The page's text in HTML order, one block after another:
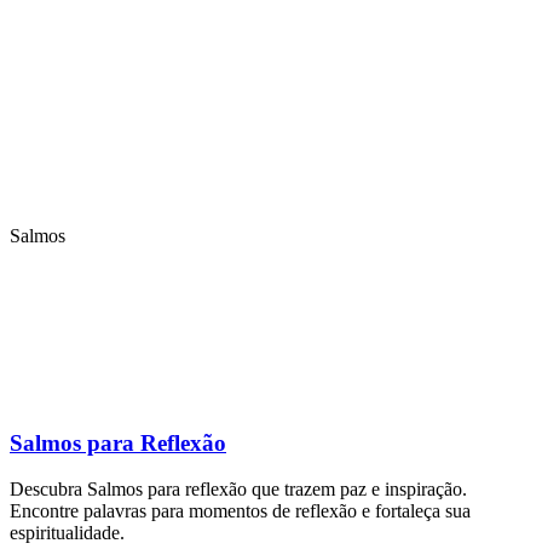
Salmos
Salmos para Reflexão
Descubra Salmos para reflexão que trazem paz e inspiração.
Encontre palavras para momentos de reflexão e fortaleça sua
espiritualidade.